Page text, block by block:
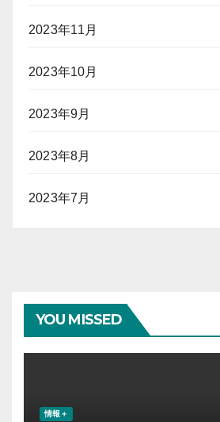
2023年11月
2023年10月
2023年9月
2023年8月
2023年7月
YOU MISSED
情報＋